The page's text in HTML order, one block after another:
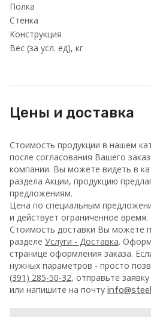
Полка
Стенка
Конструкция
Вес (за усл. ед), кг
Цены и доставка
Стоимость продукции в нашем
после согласования Вашего
компании. Вы можете видеть в
раздела Акции, продукцию
предложениям.
Цена по специальным
и действует ограниченное время.
Стоимость доставки Вы можете
разделе Услуги - Доставка.
странице оформления заказа.
нужных параметров - просто
(391) 285-50-32, отправьте
или напишите на почту